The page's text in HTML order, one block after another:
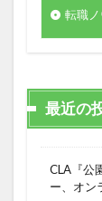
転職
最近の
CLA『公
ー、オン